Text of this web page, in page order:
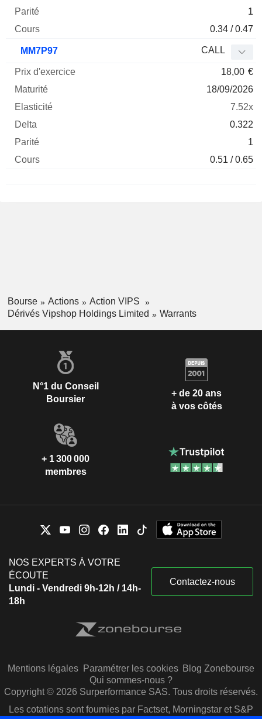
1
0.34 / 0.47
MM7P97 CALL
18,00 €
18/09/2026
7.52x
0.322
1
0.51 / 0.65
Bourse Actions
Action VIPS
Dérivés Vipshop Holdings Limited
Warrants
N°1 du Conseil
Boursier
+ de 20 ans
à vos côtés
+ 1 300 000
membres
NOS EXPERTS À VOTRE
ÉCOUTE
Lundi - Vendredi 9h-12h / 14h-
18h
Contactez-nous
Mentions légales Paramétrer les cookies Blog Zonebourse
Qui sommes-nous ?
Copyright © 2026 Surperformance SAS. Tous droits réservés.
Les cotations sont fournies par Factset, Morningstar et S&P